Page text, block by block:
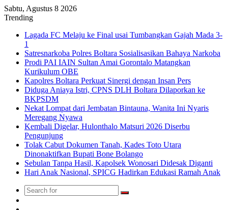
Sabtu, Agustus 8 2026
Trending
Lagada FC Melaju ke Final usai Tumbangkan Gajah Mada 3-
1
Satresnarkoba Polres Boltara Sosialisasikan Bahaya Narkoba
Prodi PAI IAIN Sultan Amai Gorontalo Matangkan
Kurikulum OBE
Kapolres Boltara Perkuat Sinergi dengan Insan Pers
Diduga Aniaya Istri, CPNS DLH Boltara Dilaporkan ke
BKPSDM
Nekat Lompat dari Jembatan Bintauna, Wanita Ini Nyaris
Meregang Nyawa
Kembali Digelar, Hulonthalo Matsuri 2026 Diserbu
Pengunjung
Tolak Cabut Dokumen Tanah, Kades Toto Utara
Dinonaktifkan Bupati Bone Bolango
Sebulan Tanpa Hasil, Kapolsek Wonosari Didesak Diganti
Hari Anak Nasional, SPICG Hadirkan Edukasi Ramah Anak
Search